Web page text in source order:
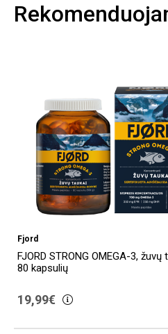
Fjord
FJORD STRONG OMEGA-3, žuvų
80 kapsulių
19,99€